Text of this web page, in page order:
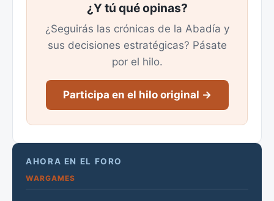
¿Y tú qué opinas?
¿Seguirás las crónicas de la Abadía y
sus decisiones estratégicas? Pásate
por el hilo.
Participa en el hilo original →
AHORA EN EL FORO
WARGAMES